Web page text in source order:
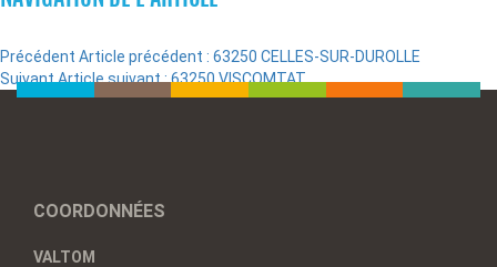
Précédent Article précédent : 63250 CELLES-SUR-DUROLLE
SuivantArticle suivant :63250 VISCOMTAT
COORDONNÉES
VALTOM